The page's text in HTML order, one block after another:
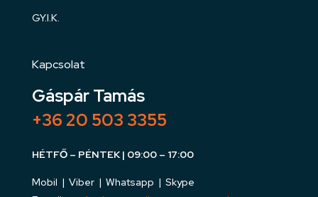
GY.I.K.
Kapcsolat
Gáspár Tamás
+36 20 503 3355
HÉTFŐ – PÉNTEK | 09:00 – 17:00
Mobil | Viber | Whatsapp | Skype